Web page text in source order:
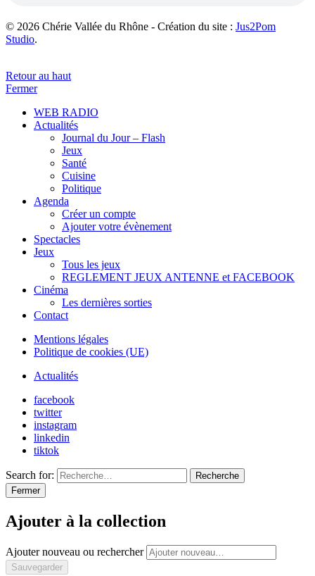
© 2026 Chérie Vallée du Rhône - Création du site : Jus2Pom
Studio.
Retour au haut
Fermer
WEB RADIO
Actualités
Journal du Jour – Flash
Jeux
Santé
Cuisine
Politique
Agenda
Créer un compte
Ajouter votre évènement
Spectacles
Jeux
Tous les jeux
REGLEMENT JEUX ANTENNE et FACEBOOK
Cinéma
Les dernières sorties
Contact
Mentions légales
Politique de cookies (UE)
Actualités
facebook
twitter
instagram
linkedin
tiktok
Search for:
Recherche
Fermer
Ajouter à la collection
Ajouter nouveau ou rechercher